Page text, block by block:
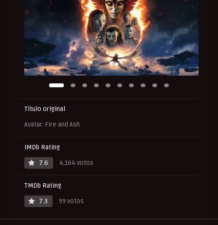
Título original
Avatar: Fire and Ash
IMDb Rating
7.6
4,164 votos
TMDb Rating
7.3
99 votos